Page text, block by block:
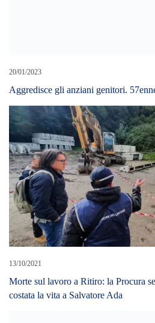
20/01/2023
Aggredisce gli anziani genitori.
13/10/2021
Morte sul lavoro a Ritiro: la Procura
costata la vita a Salvatore Ada